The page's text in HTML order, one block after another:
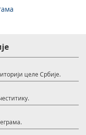
целе Србије.